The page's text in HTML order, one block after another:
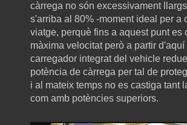
càrrega no són excessivament
s'arriba al 80% -moment ideal per a
viatge, perquè fins a aquest punt es
màxima velocitat però a partir d'aquí
carregador integrat del vehicle
potència de càrrega per tal de
i al mateix temps no es castiga tant
com amb potències superiors.